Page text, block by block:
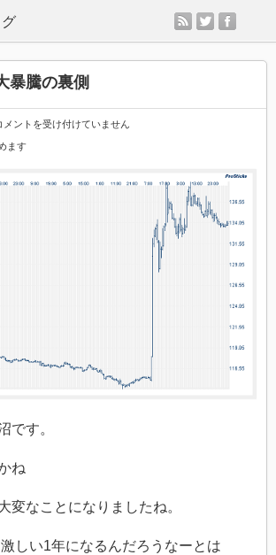
rss twitter
暴騰の裏側
メントを受け付けていません
ます
です。
ね
変なことになりましたね。
しい1年になるんだろうなーとは